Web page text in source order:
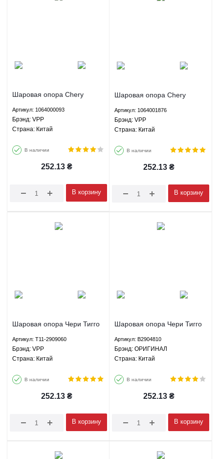
Шаровая опора Chery
EC7/SL/FC/GC7 BYD F3/G3
Lifan X60/620 - 1064000093
VPP
Артикул: 1064000093
Брэнд: VPP
Страна: Китай
В наличии
252.13 ₴
В корзину
Шаровая опора Chery
EC7/SL/FC/GC7 BYD F3/G3
Lifan X60/620 - 1064001876
VPP
Артикул: 1064001876
Брэнд: VPP
Страна: Китай
В наличии
252.13 ₴
В корзину
Шаровая опора Чери Тигго
Лифан Х60 620 Джили
Эмгранд ЕС7 СЛ ФС ГС7
БИД Ф3 Г3 - T11-2909060
Артикул: T11-2909060
Брэнд: VPP
Страна: Китай
В наличии
252.13 ₴
В корзину
Шаровая опора Чери Тигго
Лифан Х60 620 Джили
Эмгранд ЕС7 СЛ ФС ГС7
БИД Ф3 Г3 - B2904810
Артикул: B2904810
Брэнд: ОРИГИНАЛ
Страна: Китай
В наличии
252.13 ₴
В корзину